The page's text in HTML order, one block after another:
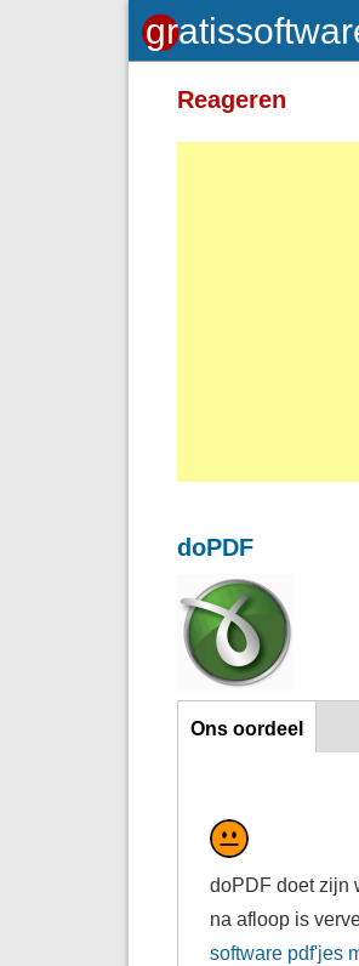
Reageren
doPDF
Horizontal Tabs
Ons oordeel
doPDF doet zijn
na afloop is
software pdf'jes
<br> <p>
Adressen